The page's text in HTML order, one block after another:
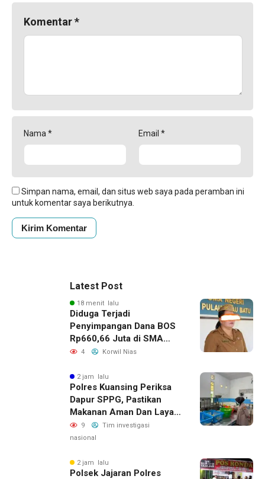
Komentar*
Nama * Email *
Simpan nama, email, dan situs web saya pada peramban ini
untuk komentar saya berikutnya.
Latest Post
18 menit lalu
Diduga Terjadi
Penyimpangan Dana BOS
Rp660,66 Juta di SMA
Negeri 1 Pulau-Pulau
Belanja Bernilai Besar Jadi
Sorotan; LSM GEMPUR
Siapkan Laporan ke
Kejaksaan
4 Korwil Nias
2 jam lalu
Polres Kuansing Periksa
Dapur SPPG, Pastikan
Makanan Aman Dan Layak
Dikonsumsi
9
Tim investigasi
nasional
2 jam lalu
Polsek Jajaran Polres